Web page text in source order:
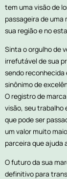
tem uma visão de
passageira de
sua região e no
Sinta o orgulho de
irrefutável de sua
sendo
sinônimo de
O registro de
visão, seu trabalho
que pode ser
um valor muito
parceira que ajuda
O futuro da sua
definitivo para